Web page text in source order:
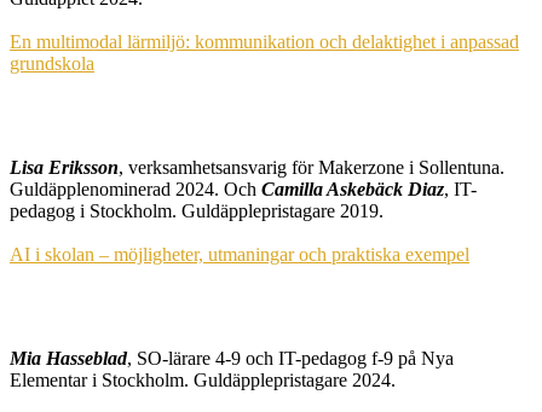
En multimodal lärmiljö: kommunikation och delaktighet i anpassad
grundskola
Lisa Eriksson, verksamhetsansvarig för Makerzone i Sollentuna.
Guldäpplenominerad 2024. Och Camilla Askebäck Diaz, IT-
pedagog i Stockholm. Guldäpplepristagare 2019.
AI i skolan – möjligheter, utmaningar och praktiska exempel
Mia Hasseblad, SO-lärare 4-9 och IT-pedagog f-9 på Nya
Elementar i Stockholm. Guldäpplepristagare 2024.